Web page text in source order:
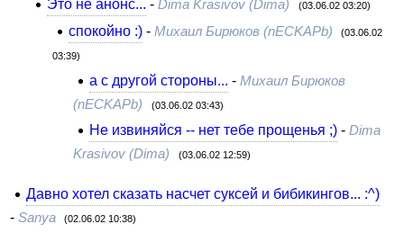
Это не анонс... -Dima Krasivov (Dima) (03.06.02 03:20)
спокойно :)- Михаил Бирюков (nECKAPb) (03.06.02
03:39)
а с другой стороны... - Михаил Бирюков
(nECKAPb)
(03.06.02 03:43)
Не извиняйся -- нет тебе прощенья ;)- Dima
Krasivov (Dima)
(03.06.02 12:59)
Давно хотел сказать насчет суксей и бибикингов... :^)
- Sanya (02.06.02 10:38)